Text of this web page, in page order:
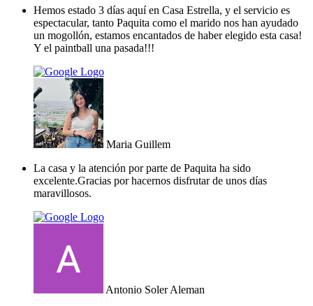
Hemos estado 3 días aquí en Casa Estrella, y el servicio es
espectacular, tanto Paquita como el marido nos han ayudado
un mogollón, estamos encantados de haber elegido esta casa!
Y el paintball una pasada!!!
Maria Guillem
La casa y la atención por parte de Paquita ha sido
excelente.Gracias por hacernos disfrutar de unos días
maravillosos.
Antonio Soler Aleman